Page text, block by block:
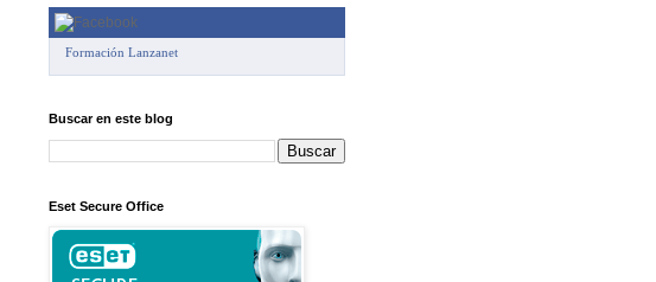
Formación Lanzanet
Buscar en este blog
Eset Secure Office